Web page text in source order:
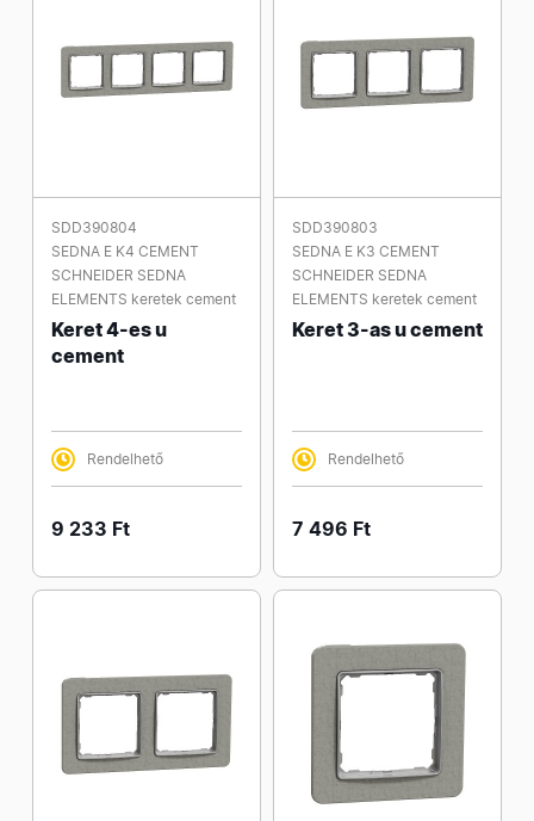
SDD390804
SEDNA E K4 CEMENT
SCHNEIDER SEDNA
ELEMENTS keretek cement
Keret 4-es u
cement
Rendelhető
9 233 Ft
SDD390803
SEDNA E K3 CEMENT
SCHNEIDER SEDNA
ELEMENTS keretek cement
Keret 3-as u cement
Rendelhető
7 496 Ft